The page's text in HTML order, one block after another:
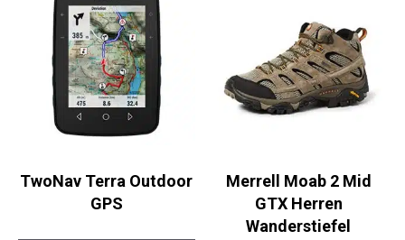
TwoNav Terra Outdoor
GPS
Merrell Moab 2 Mid
GTX Herren
Wanderstiefel